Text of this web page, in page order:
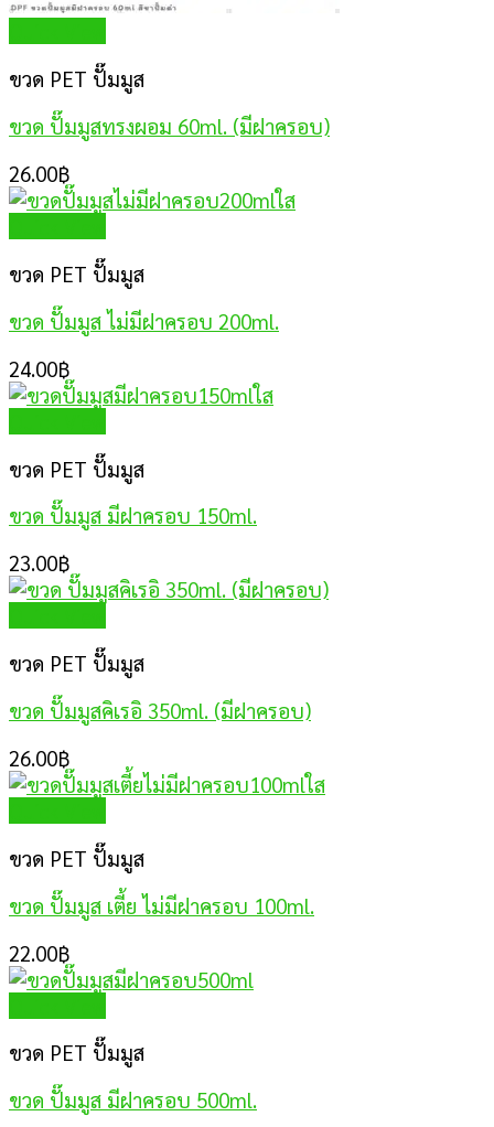
ขวด PET ปั๊มมูส
ขวด ปั๊มมูสทรงผอม 60ml. (มีฝาครอบ)
26.00฿
ขวด PET ปั๊มมูส
ขวด ปั๊มมูส ไม่มีฝาครอบ 200ml.
24.00฿
ขวด PET ปั๊มมูส
ขวด ปั๊มมูส มีฝาครอบ 150ml.
23.00฿
ขวด PET ปั๊มมูส
ขวด ปั๊มมูสคิเรอิ 350ml. (มีฝาครอบ)
26.00฿
ขวด PET ปั๊มมูส
ขวด ปั๊มมูส เตี้ย ไม่มีฝาครอบ 100ml.
22.00฿
ขวด PET ปั๊มมูส
ขวด ปั๊มมูส มีฝาครอบ 500ml.